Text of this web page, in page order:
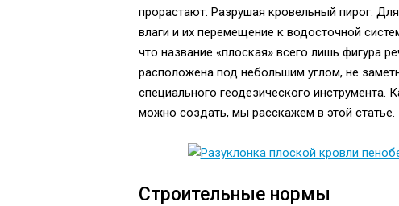
прорастают. Разрушая кровельный пирог.
влаги и их перемещение к водосточной
что название «плоская» всего лишь фигура
расположена под небольшим углом, не
специального геодезического
можно создать, мы расскажем в этой статье.
Строительные нормы